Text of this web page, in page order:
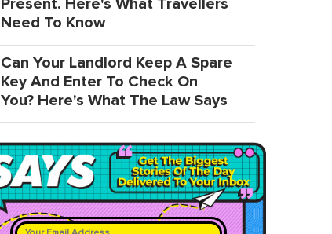
Present. Here's What Travellers
Need To Know
Can Your Landlord Keep A Spare
Key And Enter To Check On
You? Here's What The Law Says